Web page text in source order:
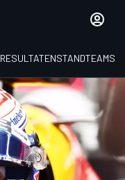
RESULTATENSTANDTEAMS